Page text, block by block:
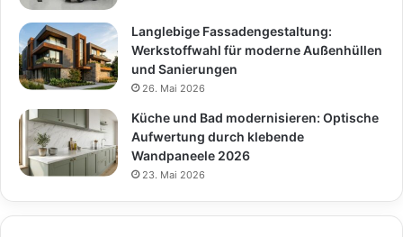
Langlebige Fassadengestaltung:
Werkstoffwahl für moderne Außenhüllen
und Sanierungen
26. Mai 2026
Küche und Bad modernisieren: Optische
Aufwertung durch klebende
Wandpaneele 2026
23. Mai 2026